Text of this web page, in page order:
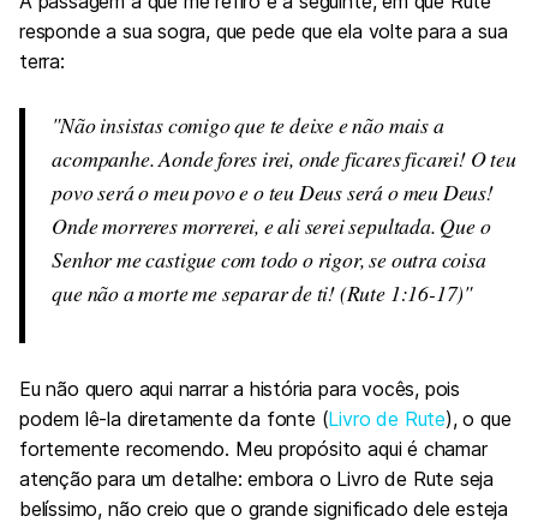
responde a sua sogra, que pede que ela volte para a sua
terra:
Não insistas comigo que te deixe e não mais a
acompanhe. Aonde fores irei, onde ficares ficarei! O teu
povo será o meu povo e o teu Deus será o meu Deus!
Onde morreres morrerei, e ali serei sepultada. Que o
Senhor me castigue com todo o rigor, se outra coisa
que não a morte me separar de ti! (Rute 1:16-17)
Eu não quero aqui narrar a história para vocês, pois
podem lê-la diretamente da fonte (Livro de Rute), o que
fortemente recomendo. Meu propósito aqui é chamar
atenção para um detalhe: embora o Livro de Rute seja
belíssimo, não creio que o grande significado dele esteja